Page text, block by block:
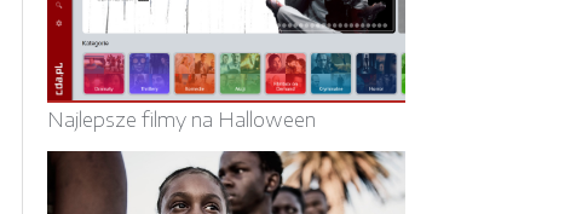
Najlepsze filmy na Halloween